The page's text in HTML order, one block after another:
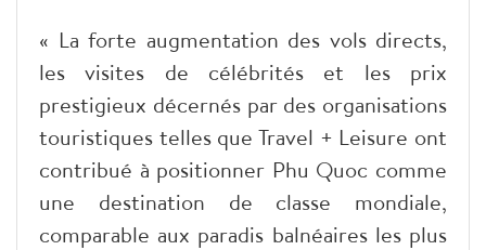
« La forte augmentation des vols directs,
les visites de célébrités et les prix
prestigieux décernés par des organisations
touristiques telles que Travel + Leisure ont
contribué à positionner Phu Quoc comme
une destination de classe mondiale,
comparable aux paradis balnéaires les plus